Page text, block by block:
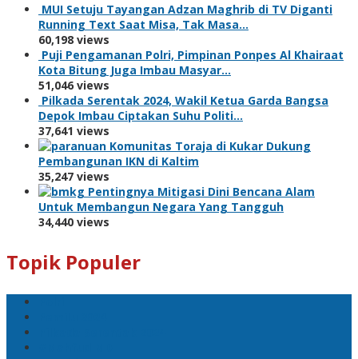
MUI Setuju Tayangan Adzan Maghrib di TV Diganti
Running Text Saat Misa, Tak Masa…
60,198 views
Puji Pengamanan Polri, Pimpinan Ponpes Al Khairaat
Kota Bitung Juga Imbau Masyar…
51,046 views
Pilkada Serentak 2024, Wakil Ketua Garda Bangsa
Depok Imbau Ciptakan Suhu Politi…
37,641 views
Komunitas Toraja di Kukar Dukung
Pembangunan IKN di Kaltim
35,247 views
Pentingnya Mitigasi Dini Bencana Alam
Untuk Membangun Negara Yang Tangguh
34,440 views
Topik Populer